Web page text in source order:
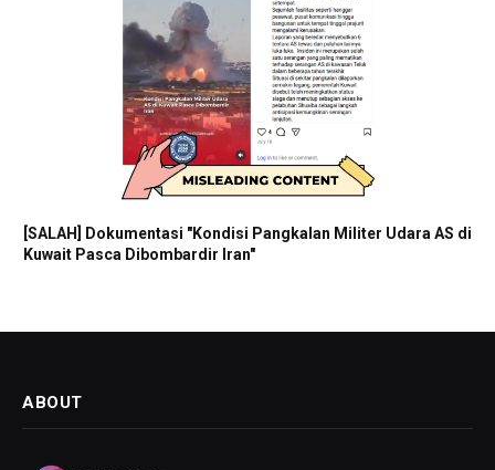
[SALAH] Dokumentasi "Kondisi Pangkalan Militer Udara AS di
Kuwait Pasca Dibombardir Iran"
ABOUT